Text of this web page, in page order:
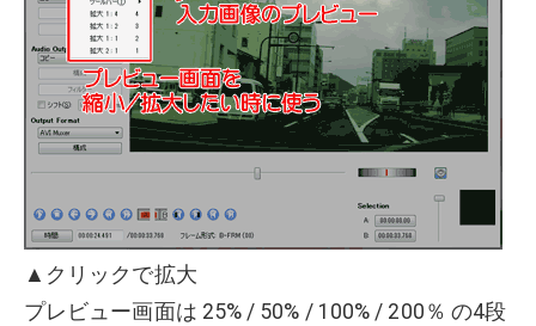
▲クリックで拡大
プレビュー画面は 25% / 50% / 100% / 200％ の4段